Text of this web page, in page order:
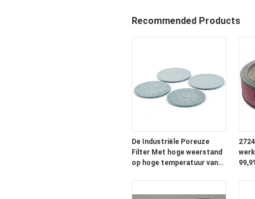
Recommended Products
De Industriële Poreuze
Filter Met hoge weerstand
op hoge temperatuur van